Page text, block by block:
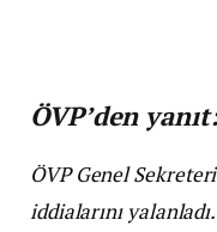
ÖVP’den
ÖVP Genel
iddialarını